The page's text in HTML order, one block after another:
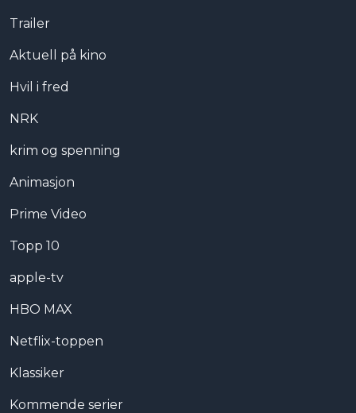
Trailer
Aktuell på kino
Hvil i fred
NRK
krim og spenning
Animasjon
Prime Video
Topp 10
apple-tv
HBO MAX
Netflix-toppen
Klassiker
Kommende serier